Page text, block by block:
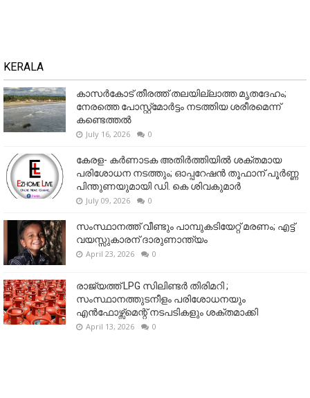
KERALA
കാസർകോട് തീരത്ത് തലയില്ലാത്ത മൃതദേഹം;
നേരത്തെ പോസ്റ്റ്‌മോർട്ടം നടത്തിയ ശരീരമെന്ന്
കണ്ടെത്തൽ
July 16, 2026 0
കേരള- കർണാടക അതിർത്തിയിൽ ശക്തമായ
പരിശോധന നടത്തും; ഓപ്പറേഷൻ തൂഫാന് പൂർണ്ണ
പിന്തുണയുമായി ഡി. കെ ശിവകുമാർ
July 09, 2026 0
സംസ്ഥാനത്ത് വീണ്ടും പാമ്പുകടിയേറ്റ് മരണം; എട്ട്
വയസ്സുകാരന് ദാരുണാന്ത്യം
April 23, 2026 0
രാജ്യത്ത് LPG സിലിണ്ടർ തിരിമറി ;
സംസ്ഥാനത്തുടനീളം പരിശോധനയും
എൻഫോഴ്സ്മെന്റ് നടപടികളും ശക്തമാക്കി
April 13, 2026 0